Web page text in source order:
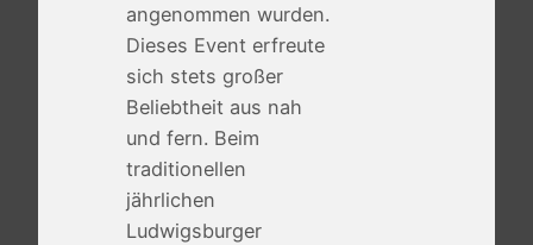
angenommen wurden.
Dieses Event erfreute
sich stets großer
Beliebtheit aus nah
und fern. Beim
traditionellen
jährlichen
Ludwigsburger